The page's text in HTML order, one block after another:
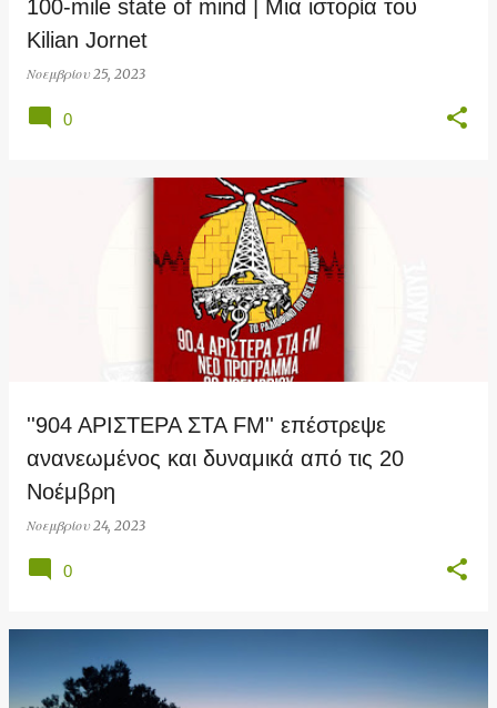
100-mile state of mind | Μια ιστορία του
Kilian Jornet
Νοεμβρίου 25, 2023
0
''904 ΑΡΙΣΤΕΡΑ ΣΤΑ FM'' επέστρεψε
ανανεωμένος και δυναμικά από τις 20
Νοέμβρη
Νοεμβρίου 24, 2023
0